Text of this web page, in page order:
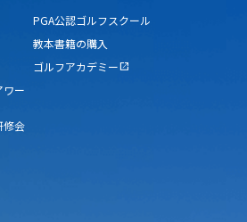
ワー
修会
PGA公認ゴルフスクール
教本書籍の購入
ゴルフアカデミー open_in_new